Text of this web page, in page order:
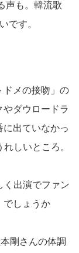
声も。韓流歌
です。
ドメの接吻」の
やダウロードラ
出ていなかっ
しいところ。
く出演でファン
でしょうか
剛さんの体調